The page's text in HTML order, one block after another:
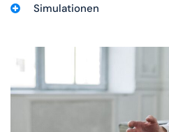
Simulationen